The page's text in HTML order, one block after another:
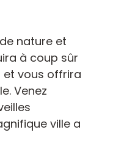
nature et
à coup sûr
et vous offrira
Venez
ville a